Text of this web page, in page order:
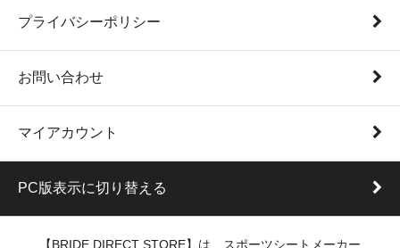
プライバシーポリシー
お問い合わせ
マイアカウント
PC版表示に切り替える
【BRIDE DIRECT STORE】は、スポーツシートメーカー